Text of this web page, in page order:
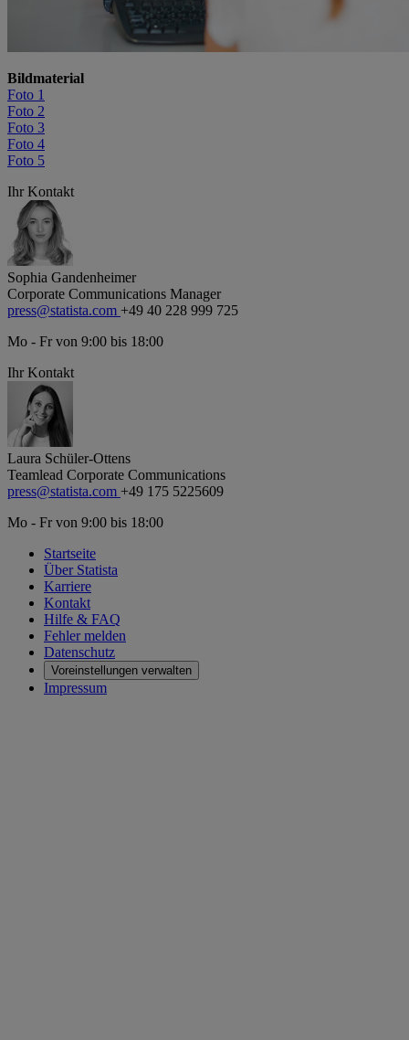
Bildmaterial
Foto 1
Foto 2
Foto 3
Foto 4
Foto 5
Ihr Kontakt
Sophia Gandenheimer
Corporate Communications Manager
press@statista.com +49 40 228 999 725
Mo - Fr von 9:00 bis 18:00
Ihr Kontakt
Laura Schüler-Ottens
Teamlead Corporate Communications
press@statista.com +49 175 5225609
Mo - Fr von 9:00 bis 18:00
Startseite
Über Statista
Karriere
Kontakt
Hilfe & FAQ
Fehler melden
Datenschutz
Voreinstellungen verwalten
Impressum